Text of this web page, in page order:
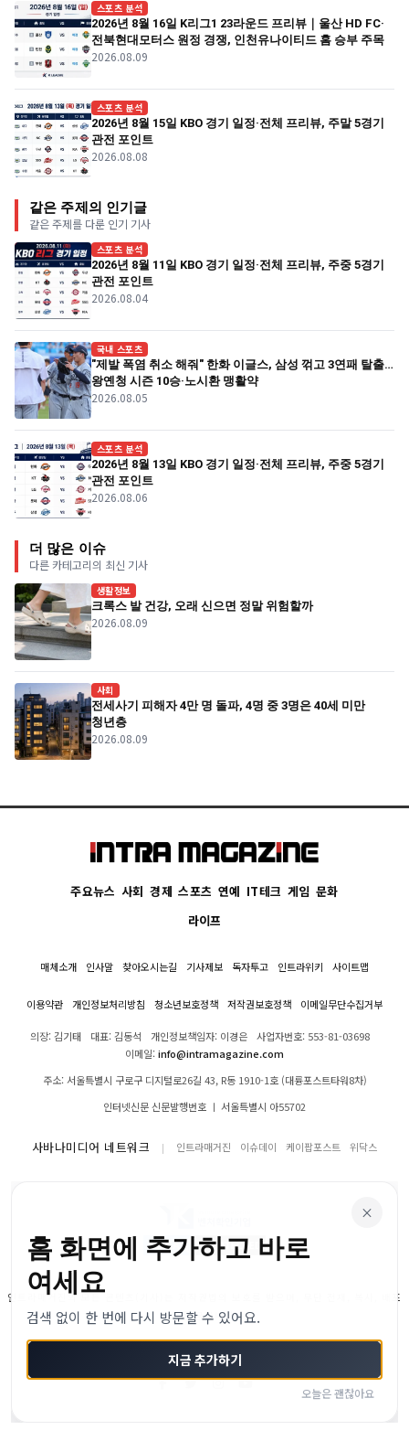
스포츠 분석
2026년 8월 16일 K리그1 23라운드 프리뷰｜울산 HD FC·
전북현대모터스 원정 경쟁, 인천유나이티드 홈 승부 주목
2026.08.09
스포츠 분석
2026년 8월 15일 KBO 경기 일정·전체 프리뷰, 주말 5경기
관전 포인트
2026.08.08
같은 주제의 인기글
같은 주제를 다룬 인기 기사
스포츠 분석
2026년 8월 11일 KBO 경기 일정·전체 프리뷰, 주중 5경기
관전 포인트
2026.08.04
국내 스포츠
"제발 폭염 취소 해줘" 한화 이글스, 삼성 꺾고 3연패 탈출…
왕옌청 시즌 10승·노시환 맹활약
2026.08.05
스포츠 분석
2026년 8월 13일 KBO 경기 일정·전체 프리뷰, 주중 5경기
관전 포인트
2026.08.06
더 많은 이슈
다른 카테고리의 최신 기사
생활정보
크록스 발 건강, 오래 신으면 정말 위험할까
2026.08.09
사회
전세사기 피해자 4만 명 돌파, 4명 중 3명은 40세 미만
청년층
2026.08.09
주요뉴스 사회 경제 스포츠 연예 IT테크 게임 문화
라이프
매체소개 인사말 찾아오시는길 기사제보 독자투고 인트라위키 사이트맵
이용약관 개인정보처리방침 청소년보호정책 저작권보호정책 이메일무단수집거부
의장: 김기태 대표: 김동석 개인정보책임자: 이경은
사업자번호: 553-81-03698
이메일:info@intramagazine.com
주소: 서울특별시 구로구 디지털로26길 43, R동 1910-1호 (대륭포스트타워8차)
인터넷신문 신문발행번호 ㅣ 서울특별시 아55702
사바나미디어 네트워크 인트라매거진 이슈데이 케이팝포스트 위닥스
인트라매거진의 모든 콘텐츠(기사)는 저작권법의 보호를 받으며, 무단 전재, 복사, 배포
등을 금합니다.
© 2024–2026 인트라매거진. All Rights Reserved
×
홈 화면에 추가하고 바로
여세요
검색 없이 한 번에 다시 방문할 수 있어요.
지금 추가하기
오늘은 괜찮아요